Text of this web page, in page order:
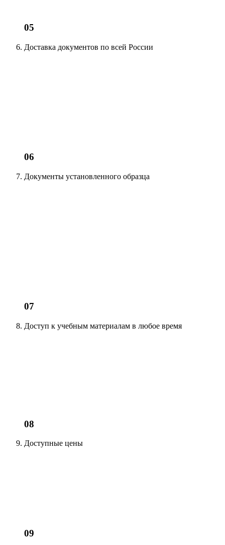
05
Доставка документов по всей России
06
Документы установленного образца
07
Доступ к учебным материалам в любое время
08
Доступные цены
09